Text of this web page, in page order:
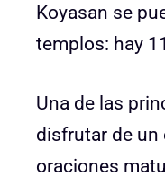
Koyasan se
templos: hay
Una de las
disfrutar de
oraciones